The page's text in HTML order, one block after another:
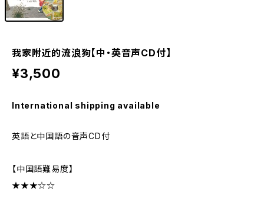
我家附近的流浪狗【中・英音声CD付】
¥3,500
International shipping available
英語と中国語の音声CD付
【中国語難易度】
★★★☆☆